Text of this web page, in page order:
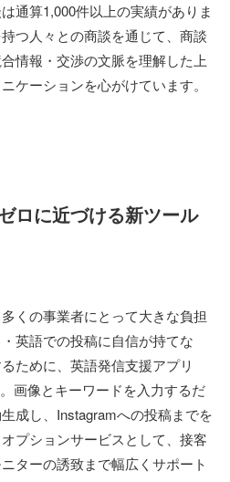
通算1,000件以上の実績がありま
つ人々との商談を通じて、商談
情報・交渉の文脈を理解した上
ケーションを心がけています。
ロに近づける新ツール
くの事業者にとって大きな負担
英語での投稿に自信が持てな
ために、英語発信支援アプリ
画像とキーワードを入力するだ
成し、Instagramへの投稿までを
プションサービスとして、接客
ターの誘致まで幅広くサポート